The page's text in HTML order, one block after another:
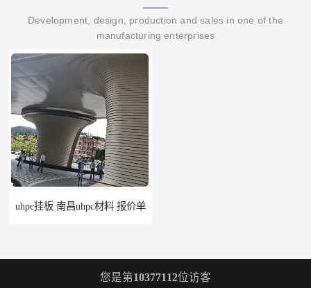
Development, design, production and sales in one of the
manufacturing enterprises
uhpc挂板 南昌uhpc材料 报价单
您是第10377112位访客